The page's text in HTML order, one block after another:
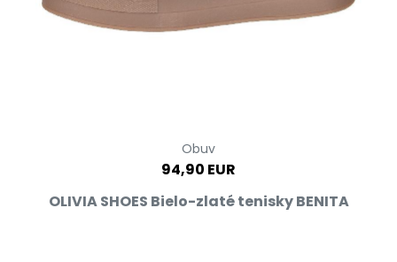
Obuv
94,90 EUR
OLIVIA SHOES Bielo-zlaté tenisky BENITA